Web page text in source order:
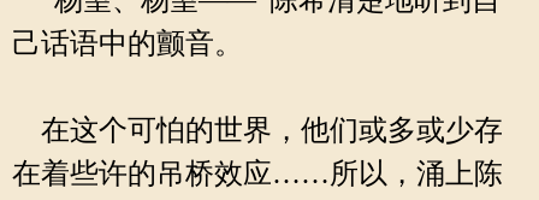
己话语中的颤音。
在这个可怕的世界，他们或多或少存
在着些许的吊桥效应……所以，涌上陈